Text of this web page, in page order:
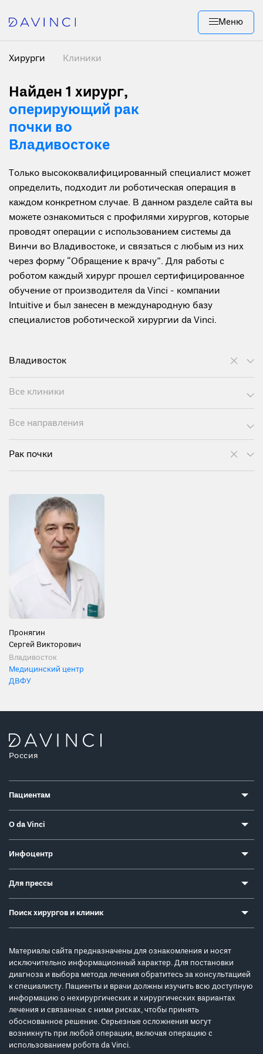
Меню
Хирурги Клиники
Найден 1 хирург,
оперирующий рак
почки во
Владивостоке
Только высококвалифицированный специалист может
определить, подходит ли роботическая операция в
каждом конкретном случае. В данном разделе сайта вы
можете ознакомиться с профилями хирургов, которые
проводят операции с использованием системы да
Винчи во Владивостоке, и связаться с любым из них
через форму “Обращение к врачу”. Для работы с
роботом каждый хирург прошел сертифицированное
обучение от производителя da Vinci - компании
Intuitive и был занесен в международную базу
специалистов роботической хирургии da Vinci.
Владивосток
Все клиники
Все направления
Рак почки
Пронягин
Сергей Викторович
Владивосток
Медицинский центр
ДВФУ
Россия
Пациентам
О da Vinci
Инфоцентр
Для прессы
Поиск хирургов и клиник
Материалы сайта предназначены для ознакомления и носят
исключительно информационный характер. Для постановки
диагноза и выбора метода лечения обратитесь за консультацией
к специалисту. Пациенты и врачи должны изучить всю доступную
информацию о нехирургических и хирургических вариантах
лечения и связанных с ними рисках, чтобы принять
обоснованное решение. Серьезные осложнения могут
возникнуть при любой операции, включая операцию с
использованием робота da Vinci.